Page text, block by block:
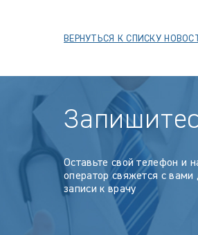
ВЕРНУТЬСЯ К СПИСКУ
Оставьте свой телефон и
оператор свяжется с вами
записи к врачу